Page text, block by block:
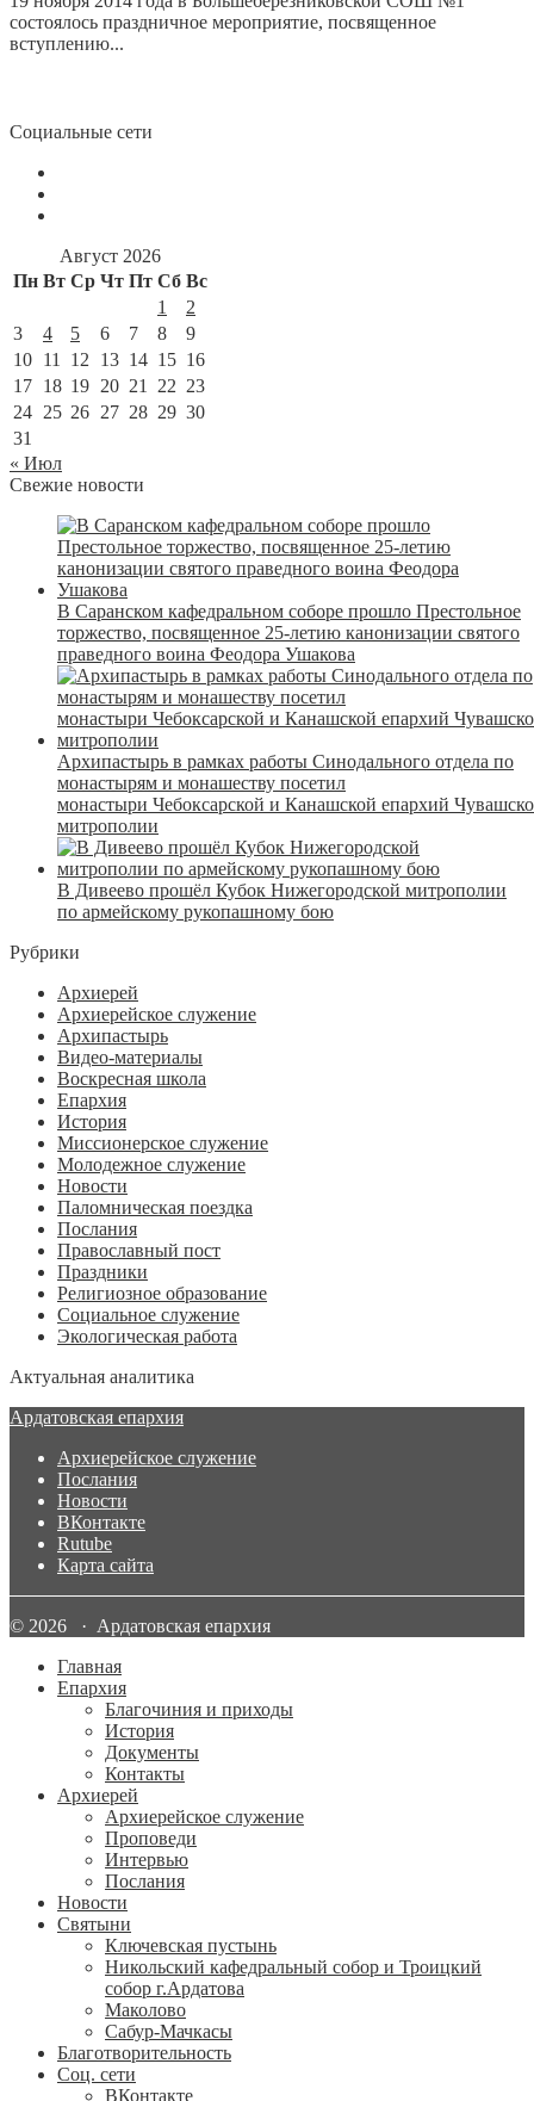
состоялось праздничное мероприятие, посвященное
вступлению...
Социальные сети
Август 2026
Пн Вт Ср Чт Пт Сб Вс
1
2
3
4 5 6 7 8
9
10 11 12 13 14 15 16
17 18 19 20 21 22 23
24 25 26 27 28 29 30
31
« Июл
Свежие новости
В Саранском кафедральном соборе прошло Престольное
торжество, посвященное 25-летию канонизации святого
праведного воина Феодора Ушакова
Архипастырь в рамках работы Синодального отдела по
монастырям и монашеству посетил
монастыри Чебоксарской и Канашской епархий
митрополии
В Дивеево прошёл Кубок Нижегородской митрополии
по армейскому рукопашному бою
Рубрики
Архиерей
Архиерейское служение
Архипастырь
Видео-материалы
Воскресная школа
Епархия
История
Миссионерское служение
Молодежное служение
Новости
Паломническая поездка
Послания
Православный пост
Праздники
Религиозное образование
Социальное служение
Экологическая работа
Актуальная аналитика
Ардатовская епархия
Архиерейское служение
Послания
Новости
ВКонтакте
Rutube
Карта сайта
© 2026 · Ардатовская епархия
Главная
Епархия
Благочиния и приходы
История
Документы
Контакты
Архиерей
Архиерейское служение
Проповеди
Интервью
Послания
Новости
Святыни
Ключевская пустынь
Никольский кафедральный собор и Троицкий
собор г.Ардатова
Маколово
Сабур-Мачкасы
Благотворительность
Соц. сети
ВКонтакте